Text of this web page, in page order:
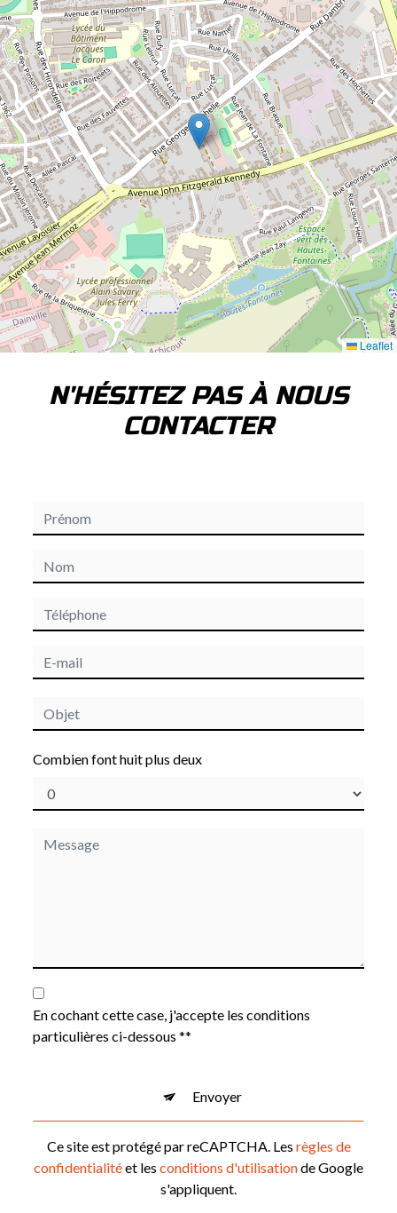
Leaflet
N'HÉSITEZ PAS À NOUS
CONTACTER
Combien font huit plus deux
En cochant cette case, j'accepte les conditions
particulières ci-dessous **
Envoyer
Ce site est protégé par reCAPTCHA. Les règles de
confidentialitéet les conditions d'utilisationde Google
s'appliquent.